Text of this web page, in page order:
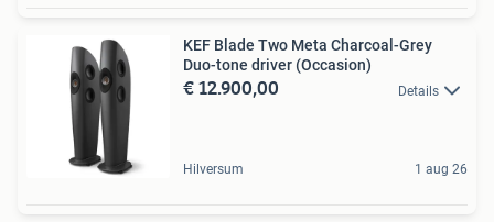
KEF Blade Two Meta Charcoal-Grey
Duo-tone driver (Occasion)
€ 12.900,00 Details
Hilversum 1 aug 26